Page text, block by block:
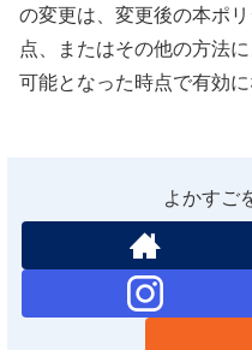
の変更は、変更後の本ポ
点、またはその他の方法
可能となった時点で有効に
よかすご